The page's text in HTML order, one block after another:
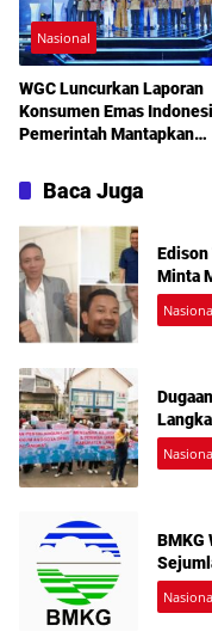
Nasional
WGC Luncurkan Laporan
Konsumen Emas
Pemerintah Mantapkan
Baca Juga
Edison
Minta
BMKG